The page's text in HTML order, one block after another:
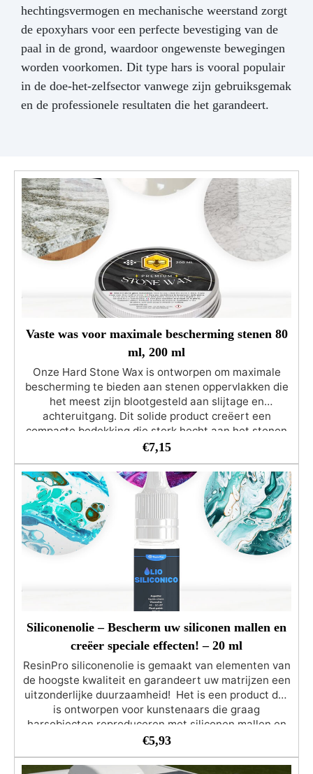
hechtingsvermogen en mechanische weerstand zorgt
de epoxyhars voor een perfecte bevestiging van de
paal in de grond, waardoor ongewenste bewegingen
worden voorkomen. Dit type hars is vooral populair
in de doe-het-zelfsector vanwege zijn gebruiksgemak
en de professionele resultaten die het garandeert.
Vaste was voor maximale bescherming stenen 80
ml, 200 ml
Onze Hard Stone Wax is ontworpen om maximale
bescherming te bieden aan stenen oppervlakken die
het meest zijn blootgesteld aan slijtage en
achteruitgang. Dit solide product creëert een
compacte bedekking die sterk hecht aan het stenen
oppervlak en een ondoordringbaar schild vormt
tegen fysieke en chemische schade. Deze wax is
perfect voor ruimtes met veel verkeer of
buitenomgevingen en garandeert een langdurig
beschermend effect en een onberispelijk uiterlijk.
€7,15
Siliconenolie – Bescherm uw siliconen mallen en
creëer speciale effecten! – 20 ml
ResinPro siliconenolie is gemaakt van elementen van
de hoogste kwaliteit en garandeert uw matrijzen een
uitzonderlijke duurzaamheid! Het is een product dat
is ontworpen voor kunstenaars die graag
harsobjecten reproduceren met siliconen mallen en
hun kostbare mallen willen beschermen tegen
slijtage. Heel vaak komt het zelfs voor dat siliconen
mallen na een paar keer gebruik beschadigd raken:
€5,93